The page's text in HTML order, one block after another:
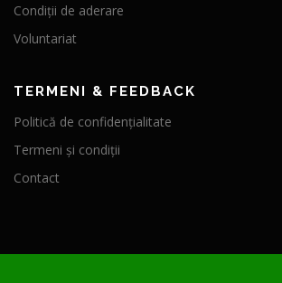
Condiții de aderare
Voluntariat
TERMENI & FEEDBACK
Politică de confidențialitate
Termeni și condiții
Contact